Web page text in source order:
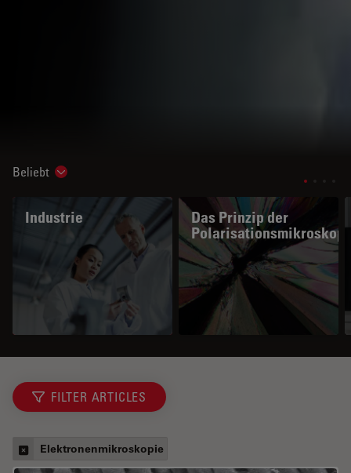
Beliebt Show subnavigation
Industrie
Das Prinzip der
FILTER ARTICLES
Elektronenmikroskopie